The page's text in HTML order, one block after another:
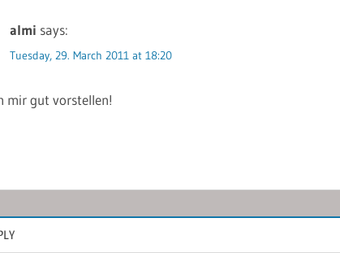
almi says:
Tuesday, 29. March 2011 at 18:20
mir gut vorstellen!